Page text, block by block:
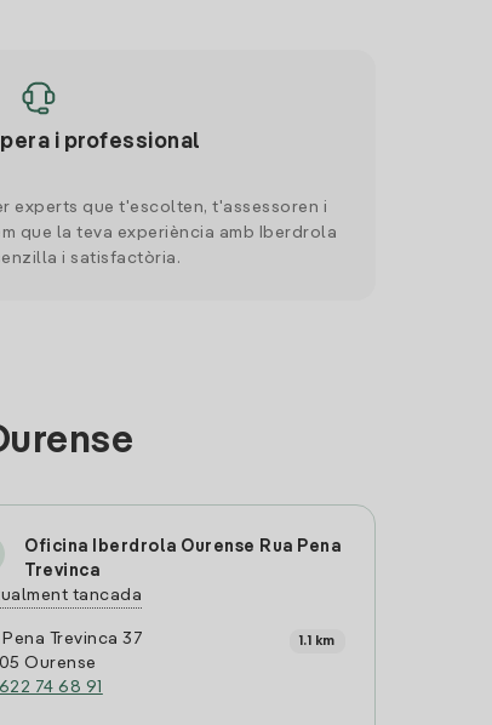
i professional
experts que t'escolten, t'assessoren i
que la teva experiència amb Iberdrola
i satisfactòria.
Oficina Iberdrola Ourense Rua Pena
Trevinca
tancada
Pena Trevinca 37
Ourense
622 74 68 91
1.1 km